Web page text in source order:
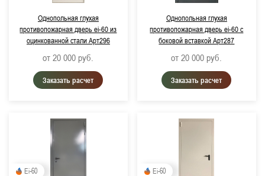
Однопольная глухая
противопожарная дверь ei-60 из
оцинкованной стали Арт296
от 20 000 руб.
Заказать расчет
Однопольная глухая
противопожарная дверь ei-60 с
боковой вставкой Арт287
от 20 000 руб.
Заказать расчет
Ei-60 Ei-60